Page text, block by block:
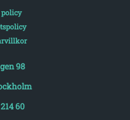
policy
98
60